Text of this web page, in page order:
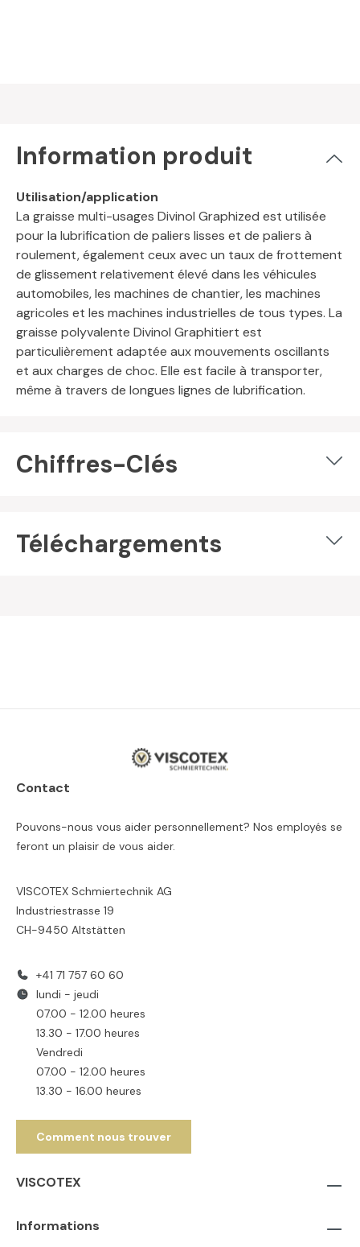
Information produit
Utilisation/application
La graisse multi-usages Divinol Graphized est utilisée
pour la lubrification de paliers lisses et de paliers à
roulement, également ceux avec un taux de frottement
de glissement relativement élevé dans les véhicules
automobiles, les machines de chantier, les machines
agricoles et les machines industrielles de tous types. La
graisse polyvalente Divinol Graphitiert est
particulièrement adaptée aux mouvements oscillants
et aux charges de choc. Elle est facile à transporter,
même à travers de longues lignes de lubrification.
Chiffres-Clés
Téléchargements
Contact
Pouvons-nous vous aider personnellement? Nos employés se
feront un plaisir de vous aider.
VISCOTEX Schmiertechnik AG
Industriestrasse 19
CH-9450 Altstätten
+41 71 757 60 60
lundi - jeudi
07.00 - 12.00 heures
13.30 - 17.00 heures
Vendredi
07.00 - 12.00 heures
13.30 - 16.00 heures
Comment nous trouver
VISCOTEX
Informations